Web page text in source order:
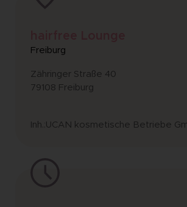
Freiburg
Zähringer Straße 40
79108 Freiburg
Inh.:UCAN kosmetische Betriebe